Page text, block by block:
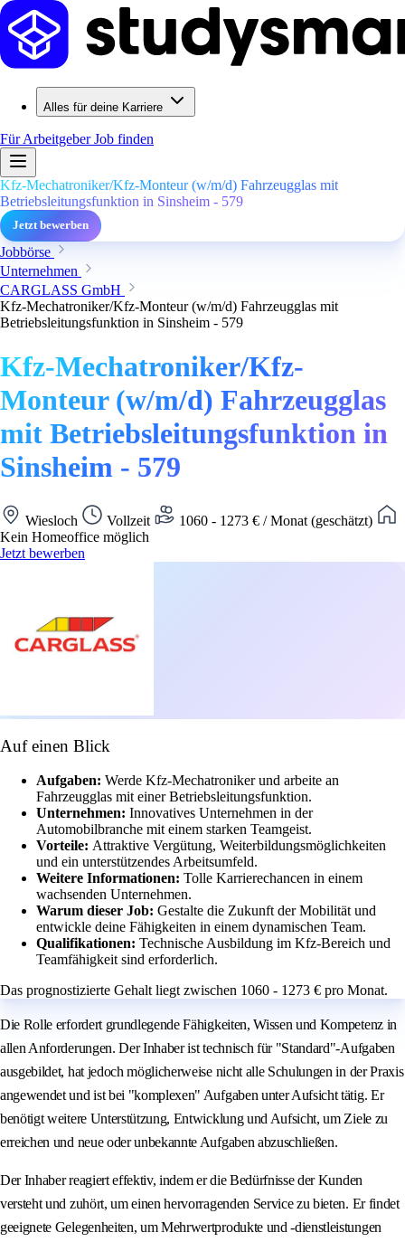
Alles für deine Karriere
Für ArbeitgeberJob finden
Kfz-Mechatroniker/Kfz-Monteur (w/m/d) Fahrzeugglas mit
Betriebsleitungsfunktion in Sinsheim - 579
Jetzt bewerben
Jobbörse
Unternehmen
CARGLASS GmbH
Kfz-Mechatroniker/Kfz-Monteur (w/m/d) Fahrzeugglas mit
Betriebsleitungsfunktion in Sinsheim - 579
Kfz-Mechatroniker/Kfz-
Monteur (w/m/d) Fahrzeugglas
mit Betriebsleitungsfunktion in
Sinsheim - 579
Wiesloch Vollzeit
1060 - 1273 € / Monat (geschätzt)
Kein Homeoffice möglich
Jetzt bewerben
Auf einen Blick
Aufgaben: Werde Kfz-Mechatroniker und arbeite an
Fahrzeugglas mit einer Betriebsleitungsfunktion.
Unternehmen: Innovatives Unternehmen in der
Automobilbranche mit einem starken Teamgeist.
Vorteile: Attraktive Vergütung, Weiterbildungsmöglichkeiten
und ein unterstützendes Arbeitsumfeld.
Weitere Informationen: Tolle Karrierechancen in einem
wachsenden Unternehmen.
Warum dieser Job: Gestalte die Zukunft der Mobilität und
entwickle deine Fähigkeiten in einem dynamischen Team.
Qualifikationen: Technische Ausbildung im Kfz-Bereich und
Teamfähigkeit sind erforderlich.
Das prognostizierte Gehalt liegt zwischen 1060 - 1273 € pro Monat.
Die Rolle erfordert grundlegende Fähigkeiten, Wissen und Kompetenz in
allen Anforderungen. Der Inhaber ist technisch für "Standard"-Aufgaben
ausgebildet, hat jedoch möglicherweise nicht alle Schulungen in der Praxis
angewendet und ist bei "komplexen" Aufgaben unter Aufsicht tätig. Er
benötigt weitere Unterstützung, Entwicklung und Aufsicht, um Ziele zu
erreichen und neue oder unbekannte Aufgaben abzuschließen.
Der Inhaber reagiert effektiv, indem er die Bedürfnisse der Kunden
versteht und zuhört, um einen hervorragenden Service zu bieten. Er findet
geeignete Gelegenheiten, um Mehrwertprodukte und -dienstleistungen